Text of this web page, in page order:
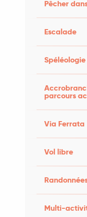
Pêcher
Escalade
Spéléologie
parcours
Via Ferrata
Vol libre
Multi-
Véloroutes,
destination de
votre activité
grandioses.
dans une
ou dans un hôtel
hébergements